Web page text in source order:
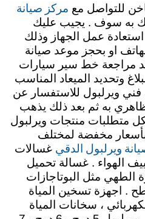
للتواصل مع مركز صيانة
به سوف . يجيب عليك
عمل الجهاز وذلك
او بحجز موعد صيانة
مراجعة خط سير سيارات
وتحديد الميعاد المناسب
ويرلبول للاستفسار عن
به ثم بعد ذلك يذهب
متطلبات منتجات ويرلبول
بأسعار مخفضة لمختلف
ويرلبول الدقي غسالات
الهواء . غسالة تحميل
الطهي مثل البوتاجازات
. اجهزة تسخين المياة
، سخانات المياة